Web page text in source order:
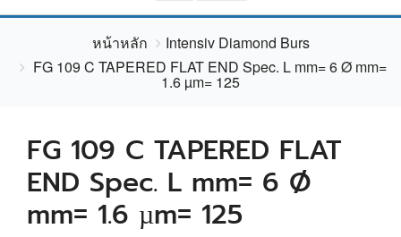
หน้าหลัก
Intensiv Diamond Burs
FG 109 C TAPERED FLAT END Spec. L mm= 6 Ø mm=
1.6 µm= 125
FG 109 C TAPERED FLAT
END Spec. L mm= 6 Ø
mm= 1.6 µm= 125